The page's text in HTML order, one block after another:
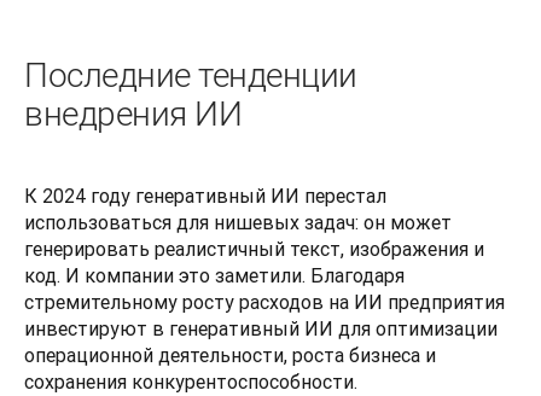
Последние тенденции
внедрения ИИ
К 2024 году генеративный ИИ перестал
использоваться для нишевых задач: он может
генерировать реалистичный текст, изображения и
код. И компании это заметили. Благодаря
стремительному росту расходов на ИИ предприятия
инвестируют в генеративный ИИ для оптимизации
операционной деятельности, роста бизнеса и
сохранения конкурентоспособности.